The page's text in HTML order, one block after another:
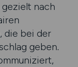
nach
die bei der
geben.